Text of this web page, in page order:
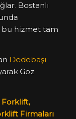
Bostanlı
bu hizmet tam
Dedebaşı
Göz
Forklift,
Firmaları